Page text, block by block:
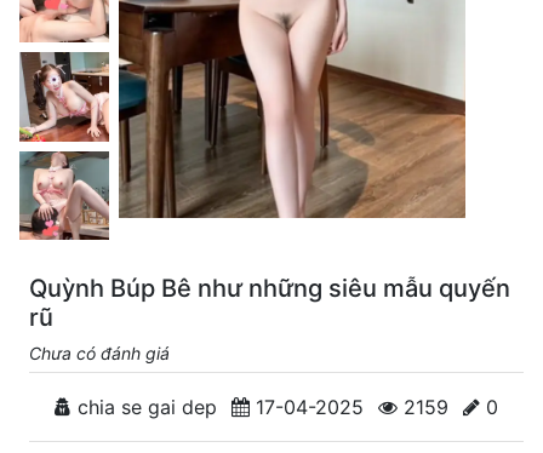
Quỳnh Búp Bê như những siêu mẫu quyến
rũ
Chưa có đánh giá
chia se gai dep 17-04-2025 2159 0